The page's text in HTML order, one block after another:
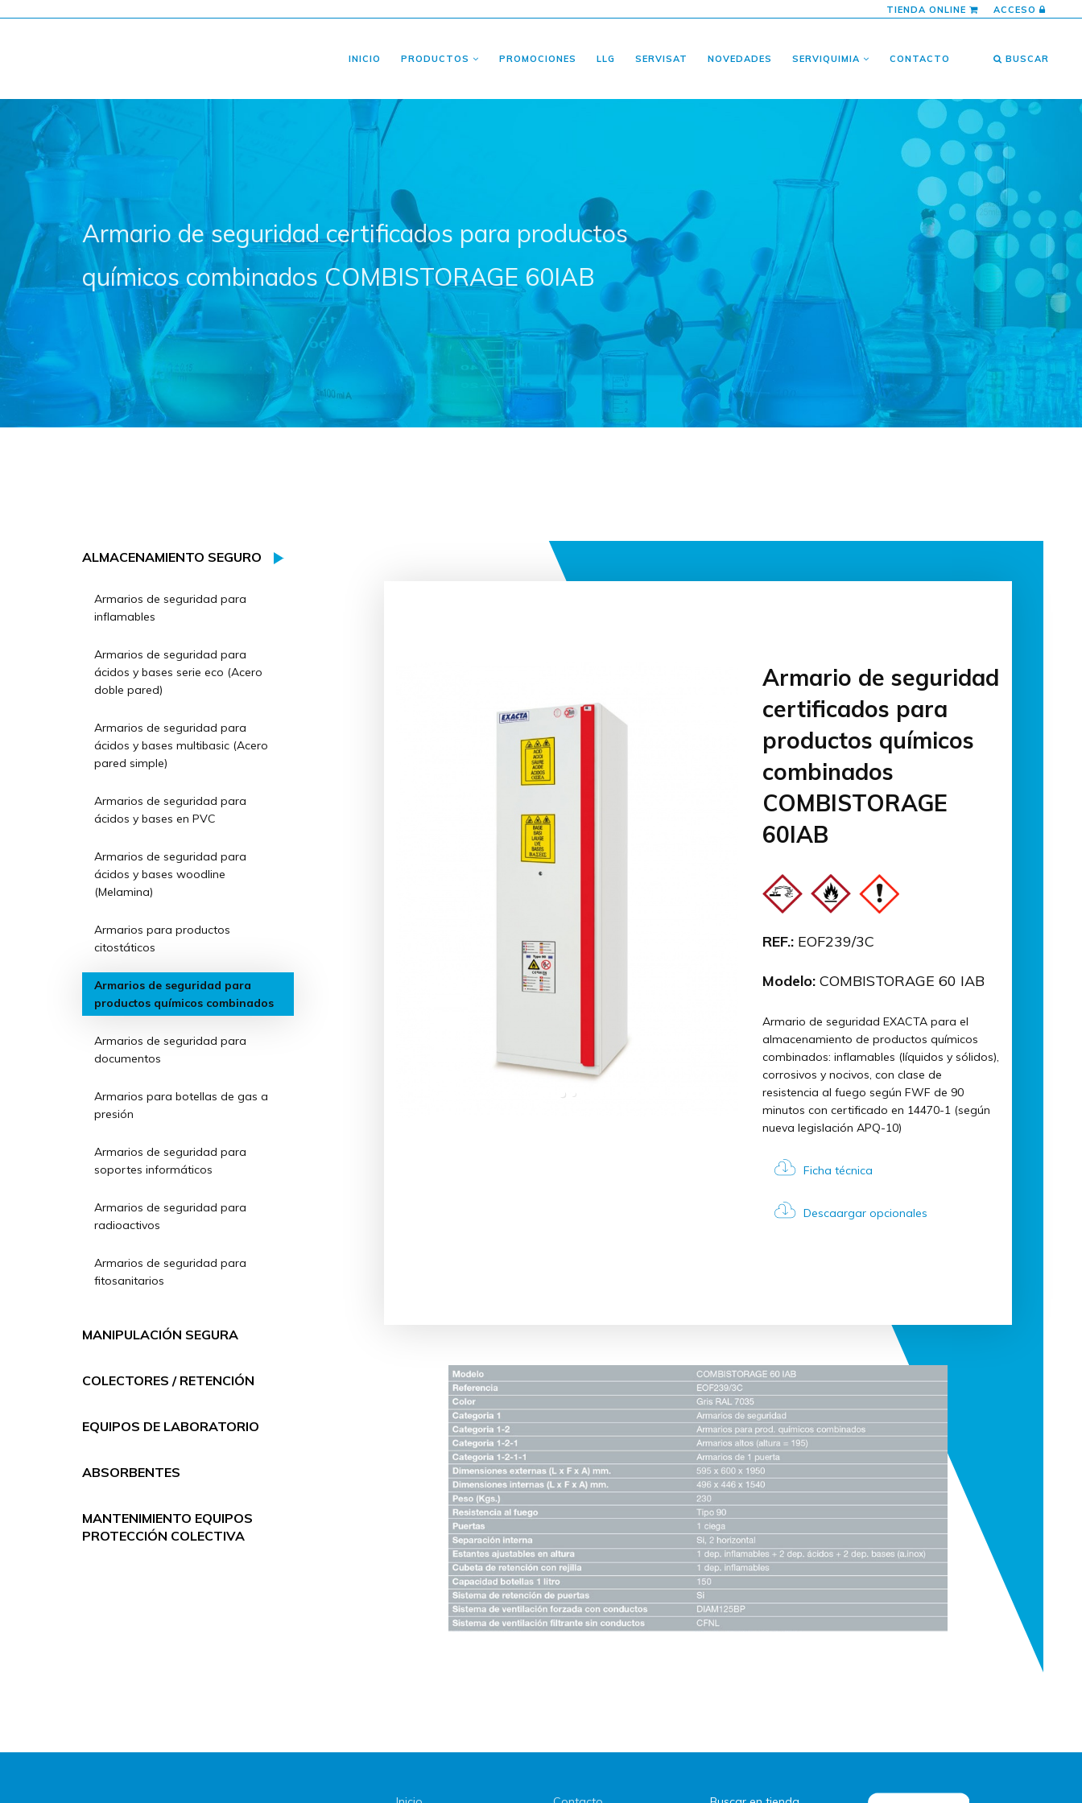
TIENDA ONLINE ACCESO
INICIO PRODUCTOS PROMOCIONES LLG SERVISAT NOVEDADES SERVIQUIMIA CONTACTO BUSCAR
Armario de seguridad certificados para productos
químicos combinados COMBISTORAGE 60IAB
ALMACENAMIENTO SEGURO
Armarios de seguridad para
inflamables
Armarios de seguridad para
ácidos y bases serie eco (Acero
doble pared)
Armarios de seguridad para
ácidos y bases multibasic (Acero
pared simple)
Armarios de seguridad para
ácidos y bases en PVC
Armarios de seguridad para
ácidos y bases woodline
(Melamina)
Armarios para productos
citostáticos
Armarios de seguridad para
productos químicos combinados
Armarios de seguridad para
documentos
Armarios para botellas de gas a
presión
Armarios de seguridad para
soportes informáticos
Armarios de seguridad para
radioactivos
Armarios de seguridad para
fitosanitarios
MANIPULACIÓN SEGURA
COLECTORES / RETENCIÓN
EQUIPOS DE LABORATORIO
ABSORBENTES
MANTENIMIENTO EQUIPOS
PROTECCIÓN COLECTIVA
Armario de seguridad
certificados para
productos químicos
combinados
COMBISTORAGE
60IAB
REF.: EOF239/3C
Modelo: COMBISTORAGE 60 IAB
Armario de seguridad EXACTA para el
almacenamiento de productos químicos
combinados: inflamables (líquidos y sólidos),
corrosivos y nocivos, con clase de
resistencia al fuego según FWF de 90
minutos con certificado en 14470-1 (según
nueva legislación APQ-10)
Ficha técnica
Descaargar opcionales